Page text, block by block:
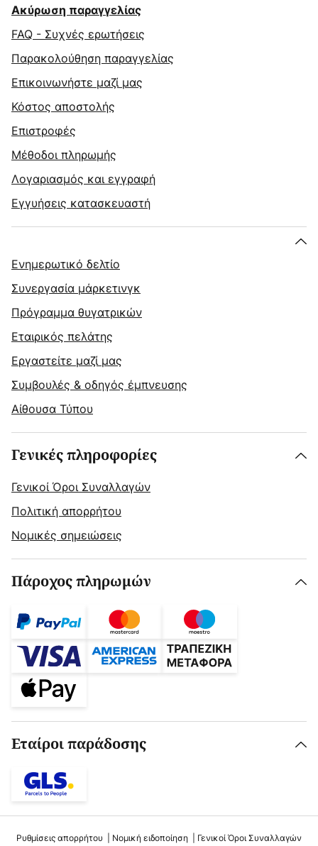
Ακύρωση παραγγελίας
FAQ - Συχνές ερωτήσεις
Παρακολούθηση παραγγελίας
Επικοινωνήστε μαζί μας
Κόστος αποστολής
Επιστροφές
Μέθοδοι πληρωμής
Λογαριασμός και εγγραφή
Εγγυήσεις κατασκευαστή
Ενημερωτικό δελτίο
Συνεργασία μάρκετινγκ
Πρόγραμμα θυγατρικών
Εταιρικός πελάτης
Εργαστείτε μαζί μας
Συμβουλές & οδηγός έμπνευσης
Αίθουσα Τύπου
Γενικές πληροφορίες
Γενικοί Όροι Συναλλαγών
Πολιτική απορρήτου
Νομικές σημειώσεις
Πάροχος πληρωμών
Εταίροι παράδοσης
Ρυθμίσεις απορρήτου Νομική ειδοποίηση Γενικοί Όροι Συναλλαγών